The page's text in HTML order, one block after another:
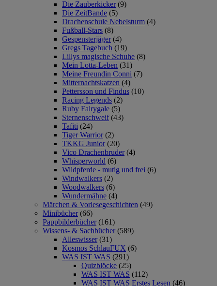
Die Zauberkicker (9)
Die ZeitBande (5)
Drachenschule Nebelsturm (4)
Fußball-Stars (8)
Gespensterjäger (4)
Gregs Tagebuch (19)
Lillys magische Schuhe (8)
Mein Lotta-Leben (31)
Meine Freundin Conni (7)
Mitternachtskatzen (4)
Pettersson und Findus (10)
Racing Legends (2)
Ruby Fairygale (5)
Sternenschweif (43)
Tafiti (24)
Tiger Warrior (2)
TKKG Junior (20)
Vico Drachenbruder (4)
Whisperworld (6)
Wildpferde - mutig und frei (6)
Windwalkers (2)
Woodwalkers (6)
Wundermähne (4)
Märchen & Vorlesegeschichten (49)
Minibücher (66)
Pappbilderbücher (161)
Wissens- & Sachbücher (589)
Alleswisser (31)
Kosmos SchlauFUX (6)
WAS IST WAS (291)
Quizblöcke (25)
WAS IST WAS (112)
WAS IST WAS Erstes Lesen (46)